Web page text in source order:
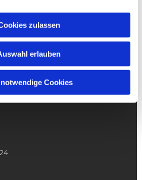
zulassen
erlauben
Cookies